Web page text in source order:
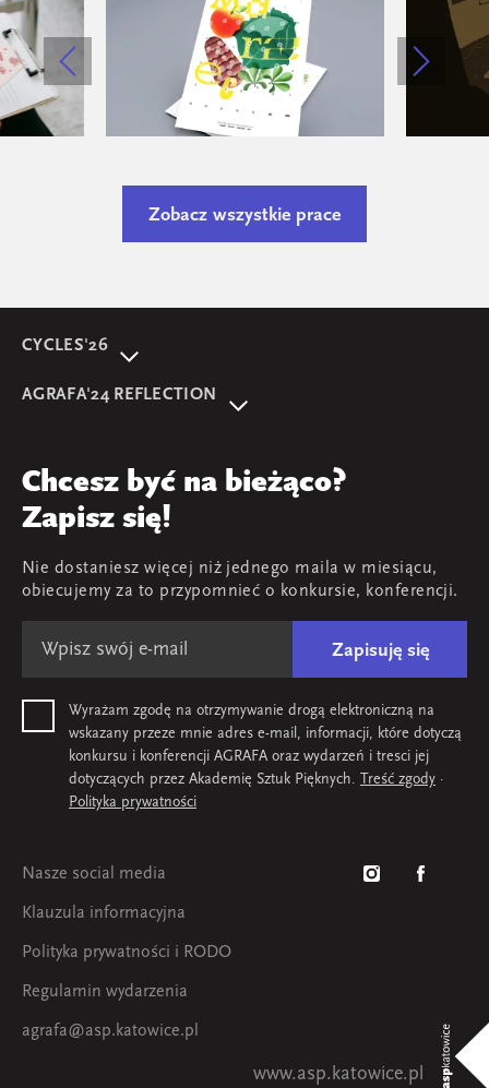
Zobacz wszystkie prace
CYCLES'26
Przegląd
Young AGRAFA
Mapa i kontakt
AGRAFA'24 REFLECTION
AGRAFA'19. Opportunities
Chcesz być na bieżąco?
Zapisz się!
Nie dostaniesz więcej niż jednego maila w miesiącu,
obiecujemy za to przypomnieć o konkursie, konferencji.
Zapisuję się
Wyrażam zgodę na otrzymywanie drogą elektroniczną na
wskazany przeze mnie adres e-mail, informacji, które dotyczą
konkursu i konferencji AGRAFA oraz wydarzeń i tresci jej
dotyczących przez Akademię Sztuk Pięknych. Treść zgody ·
Polityka prywatności
Nasze social media
Klauzula informacyjna
Polityka prywatności i RODO
Regulamin wydarzenia
agrafa@asp.katowice.pl
www.asp.katowice.pl